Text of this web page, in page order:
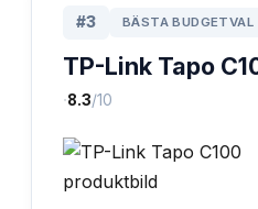
#3 BÄSTA BUDGETVAL
TP-Link Tapo
·8.3/10